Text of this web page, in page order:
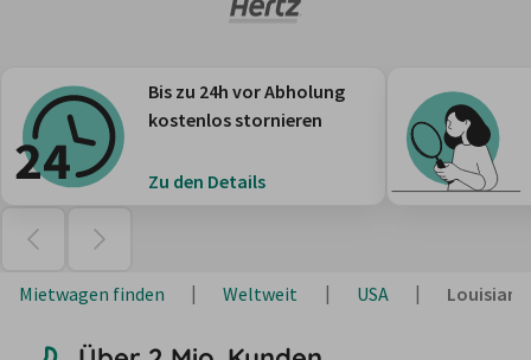
Bis zu 24h vor Abholung
kostenlos stornieren
Zu den Details
Mietwagen finden Weltweit USA Louisiana